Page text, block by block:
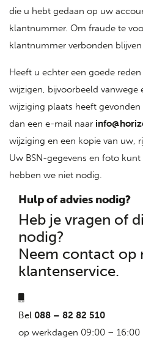
die u hebt gedaan op uw
klantnummer. Om fraude te
klantnummer verbonden
Heeft u echter een goede
wijzigen, bijvoorbeeld
wijziging plaats heeft
dan een e-mail naar
wijziging en een kopie van uw,
Uw BSN-gegevens en foto
hebben we niet nodig.
Hulp of advies nodig?
Heb je vragen of
nodig?
Neem contact op
klantenservice.
Bel 088 – 82 82 510
op werkdagen 09:00 – 16:00